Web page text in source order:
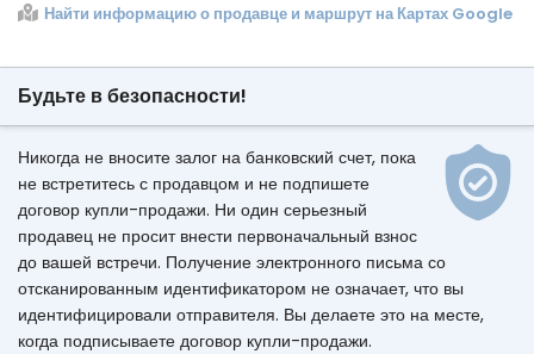
Найти информацию о продавце и маршрут на Картах Google
Будьте в безопасности!
Никогда не вносите залог на банковский счет, пока
не встретитесь с продавцом и не подпишете
договор купли-продажи. Ни один серьезный
продавец не просит внести первоначальный взнос
до вашей встречи. Получение электронного письма со
отсканированным идентификатором не означает, что вы
идентифицировали отправителя. Вы делаете это на месте,
когда подписываете договор купли-продажи.